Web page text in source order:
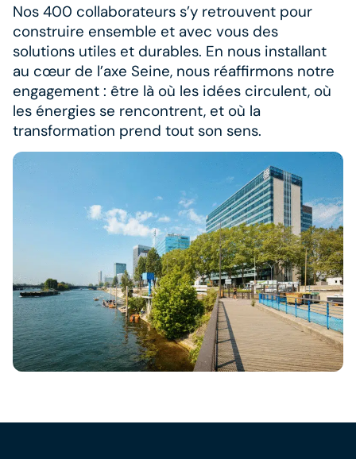
Nos 400 collaborateurs s’y retrouvent pour
construire ensemble et avec vous des
solutions utiles et durables. En nous installant
au cœur de l’axe Seine, nous réaffirmons notre
engagement : être là où les idées circulent, où
les énergies se rencontrent, et où la
transformation prend tout son sens.